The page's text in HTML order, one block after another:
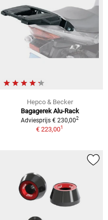
Hepco & Becker
Bagagerek Alu-Rack
Adviesprijs € 230,002
€ 223,001